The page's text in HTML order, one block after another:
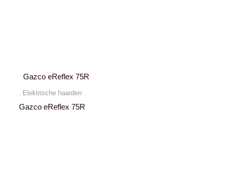
. Elektrische haarden .
Gazco eReflex 75R